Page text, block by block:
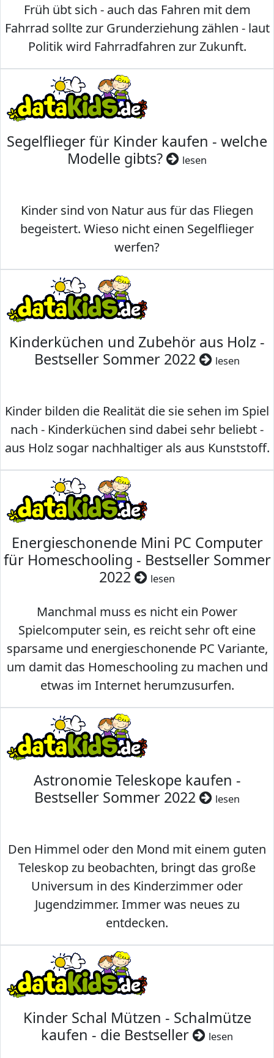
Früh übt sich - auch das Fahren mit dem
Fahrrad sollte zur Grunderziehung zählen - laut
Politik wird Fahrradfahren zur Zukunft.
Segelflieger für Kinder kaufen - welche
Modelle gibts?
lesen
Kinder sind von Natur aus für das Fliegen
begeistert. Wieso nicht einen Segelflieger
werfen?
Kinderküchen und Zubehör aus Holz -
Bestseller Sommer 2022
lesen
Kinder bilden die Realität die sie sehen im Spiel
nach - Kinderküchen sind dabei sehr beliebt -
aus Holz sogar nachhaltiger als aus Kunststoff.
Energieschonende Mini PC Computer
für Homeschooling - Bestseller Sommer
2022
lesen
Manchmal muss es nicht ein Power
Spielcomputer sein, es reicht sehr oft eine
sparsame und energieschonende PC Variante,
um damit das Homeschooling zu machen und
etwas im Internet herumzusurfen.
Astronomie Teleskope kaufen -
Bestseller Sommer 2022
lesen
Den Himmel oder den Mond mit einem guten
Teleskop zu beobachten, bringt das große
Universum in des Kinderzimmer oder
Jugendzimmer. Immer was neues zu
entdecken.
Kinder Schal Mützen - Schalmütze
kaufen - die Bestseller
lesen